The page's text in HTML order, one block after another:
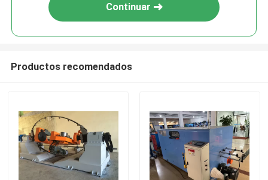
Continuar
Productos recomendados